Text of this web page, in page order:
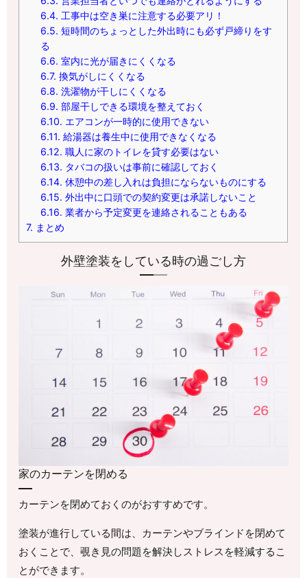
6.4. 工事中は空き巣に注意する必要アリ！
6.5. 短時間のちょっとした外出時にも必ず戸締りをす
る
6.6. 室内に光が届きにくくなる
6.7. 換気がしにくくなる
6.8. 洗濯物が干しにくくなる
6.9. 部屋干しできる環境を整えておく
6.10. エアコンが一時的に使用できない
6.11. 給湯器は養生中に使用できなくなる
6.12. 職人に家のトイレを貸す必要はない
6.13. タバコの扱いは事前に確認しておく
6.14. 休憩中の差し入れは負担にならないものにする
6.15. 外出中に口頭での契約変更は承諾しないこと
6.16. 業者から予定変更を連絡されることもある
7. まとめ
外壁塗装をしている時の過ごし方
家のカーテンを閉める
カーテンを閉めておくのがおすすめです。
塗装が進行している間は、カーテンやブラインドを閉めて
おくことで、覗き見の問題を解決しストレスを軽減するこ
とができます。